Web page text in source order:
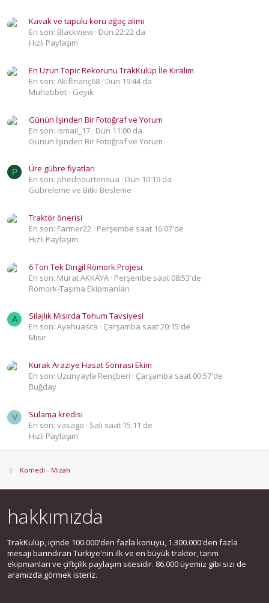
Kavak ve tapulu koru ağaç alımı
En son: Blackview Dün 22:22 da
Hızlı Paylaşım
En Uzun Topic Rekorunu TrakKulüp İle Kıralım
En son: Akifİnanç68 Dün 19:44 da
Muhabbet - Geyik
Günün İşinden Bir Fotoğraf ve Yorum
En son: ismail_17 Dün 11:00 da
Günün İşinden Bir Fotoğraf ve Yorum
P
Üre gübre fiyatları
En son: phednourtensua
Dün 10:19 da
Gübreleme ve Bitki Besleme
Traktör önerisi
En son: Farmer22 Perşembe saat 16:07'de
Hızlı Paylaşım
6 Ton Tek Dingil Römork Projesi
En son: Murat AKKAYA Perşembe saat 08:53'de
Römork-Taşıma Ekipmanları
A
Silajlık Mısırda Tohum Tavsiyesi
En son: Ayahuasca
Çarşamba saat 20:15'de
Mısır
Kurak Araziye Hasat Sonrası Ekim
En son: Uzunyayla Rençberi
Çarşamba saat 00:57'de
Buğday
V
Sulama kredisi
En son: vasago
Salı saat 15:11'de
Hızlı Paylaşım
Komedi - Mizah
hakkımızda
TrakKulüp, içinde 100.000'den fazla konuyu, 1.300.000'den fazla
mesajı barındıran Türkiye'nin ilk ve en büyük traktör, tarım
ekipmanları ve çiftçilik paylaşım sitesidir. 86.000 üyemiz gibi sizi de
aramızda görmek isteriz.